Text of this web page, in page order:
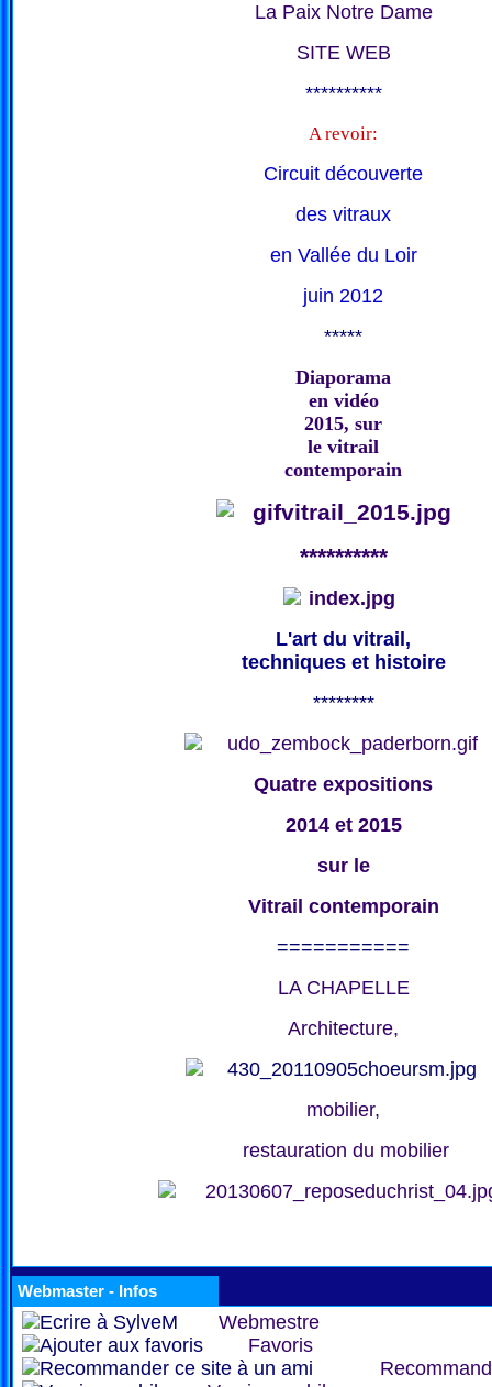
La Paix Notre Dame
SITE WEB
**********
A revoir:
Circuit découverte
des vitraux
en Vallée du Loir
juin 2012
*****
Diaporama
en vidéo
2015, sur
le vitrail
contemporain
**********
L'art du vitrail,
techniques et histoire
********
Quatre expositions
2014 et 2015
sur le
Vitrail contemporain
===========
LA CHAPELLE
Architecture,
mobilier,
restauration du mobilier
Webmaster - Infos
Webmestre
Favoris